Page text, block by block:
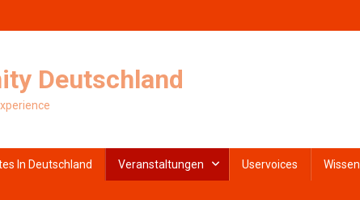
Deutschland
In Deutschland Veranstaltungen Uservoices Wissen